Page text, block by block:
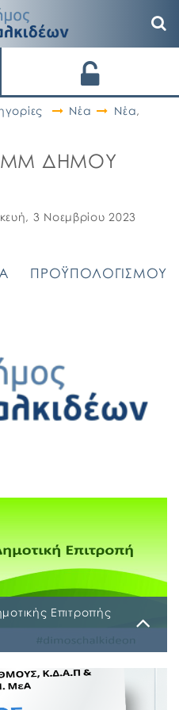
Νέα Νέα,
ΔΗΜΟΥ
3 Νοεμβρίου 2023
ΠΡΟΫΠΟΛΟΓΙΣΜΟΥ
Επιτροπής
Επιτροπής θα